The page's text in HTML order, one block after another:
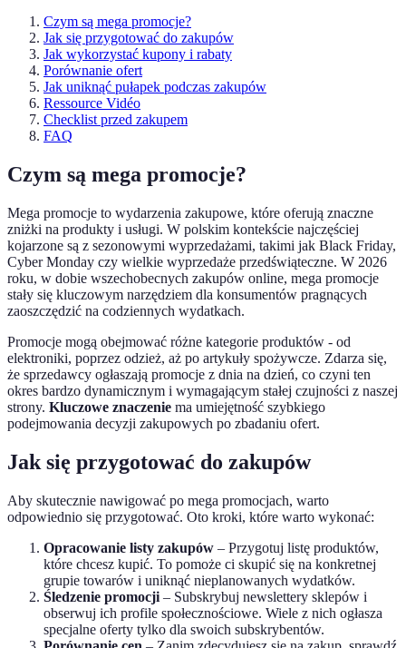
Czym są mega promocje?
Jak się przygotować do zakupów
Jak wykorzystać kupony i rabaty
Porównanie ofert
Jak uniknąć pułapek podczas zakupów
Ressource Vidéo
Checklist przed zakupem
FAQ
Czym są mega promocje?
Mega promocje to wydarzenia zakupowe, które oferują znaczne
zniżki na produkty i usługi. W polskim kontekście najczęściej
kojarzone są z sezonowymi wyprzedażami, takimi jak Black Friday,
Cyber Monday czy wielkie wyprzedaże przedświąteczne. W 2026
roku, w dobie wszechobecnych zakupów online, mega promocje
stały się kluczowym narzędziem dla konsumentów pragnących
zaoszczędzić na codziennych wydatkach.
Promocje mogą obejmować różne kategorie produktów - od
elektroniki, poprzez odzież, aż po artykuły spożywcze. Zdarza się,
że sprzedawcy ogłaszają promocje z dnia na dzień, co czyni ten
okres bardzo dynamicznym i wymagającym stałej czujności z naszej
strony. Kluczowe znaczenie ma umiejętność szybkiego
podejmowania decyzji zakupowych po zbadaniu ofert.
Jak się przygotować do zakupów
Aby skutecznie nawigować po mega promocjach, warto
odpowiednio się przygotować. Oto kroki, które warto wykonać:
Opracowanie listy zakupów – Przygotuj listę produktów,
które chcesz kupić. To pomoże ci skupić się na konkretnej
grupie towarów i uniknąć nieplanowanych wydatków.
Śledzenie promocji – Subskrybuj newslettery sklepów i
obserwuj ich profile społecznościowe. Wiele z nich ogłasza
specjalne oferty tylko dla swoich subskrybentów.